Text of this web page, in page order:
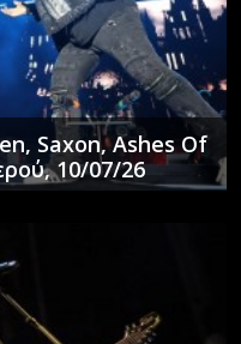
Saxon, Ashes Of
10/07/26